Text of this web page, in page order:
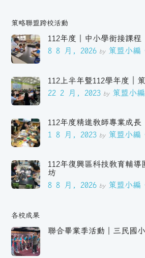
策略聯盟跨校活動
112年度｜中小學銜接課程
8 8 月, 2026 by 策盟小編
112上半年暨112學年度｜
22 2 月, 2023 by 策盟小編
112年度精進教師專業成長
1 8 月, 2023 by 策盟小編
112年復興區科技教育輔
坊
8 8 月, 2026 by 策盟小編
各校成果
聯合畢業季活動｜三民國小